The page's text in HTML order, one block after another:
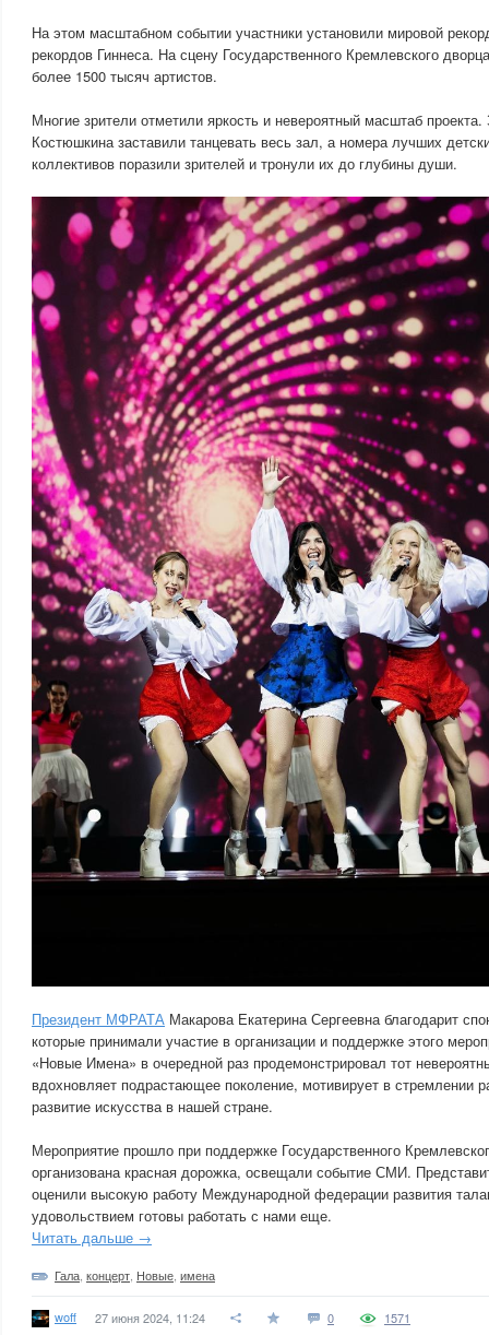
На этом масштабном событии участники установили мировой
рекордов Гиннеса. На сцену Государственного Кремлевского
более 1500 тысяч артистов.
Многие зрители отметили яркость и невероятный масштаб
Костюшкина заставили танцевать весь зал, а номера лучших
коллективов поразили зрителей и тронули их до глубины души.
Президент МФРАТА Макарова Екатерина Сергеевна благодарит
которые принимали участие в организации и поддержке этого
«Новые Имена» в очередной раз продемонстрировал тот
вдохновляет подрастающее поколение, мотивирует в стремлении
развитие искусства в нашей стране.
Мероприятие прошло при поддержке Государственного
организована красная дорожка, освещали событие СМИ.
оценили высокую работу Международной федерации развития
удовольствием готовы работать с нами еще.
Читать дальше →
Гала концерт Новые имена
woff 27 июня 2024, 11:24 0 1571